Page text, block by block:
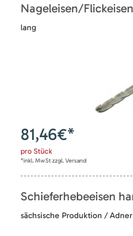
Nageleisen/
lang
81,46€*
pro Stück
*inkl. MwSt zzgl. Versand
Schieferhebeeisen
sächsische Produktion / Adner